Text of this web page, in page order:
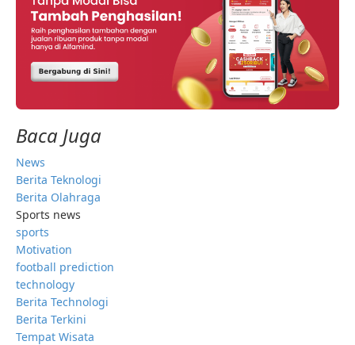
Baca Juga
News
Berita Teknologi
Berita Olahraga
Sports news
sports
Motivation
football prediction
technology
Berita Technologi
Berita Terkini
Tempat Wisata